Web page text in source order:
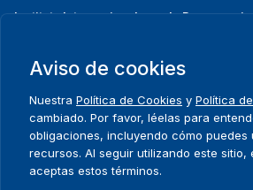
Instituto Internacional para la
Strömsborgsbron 1
Suecia
Teléfono
+46 8 698 37 00
Footer
Inicio
Aviso de cookies
Nuestra Política de Cookies y Política
cambiado. Por favor, léelas para
obligaciones, incluyendo cómo puedes
recursos. Al seguir utilizando este sitio,
aceptas estos términos.